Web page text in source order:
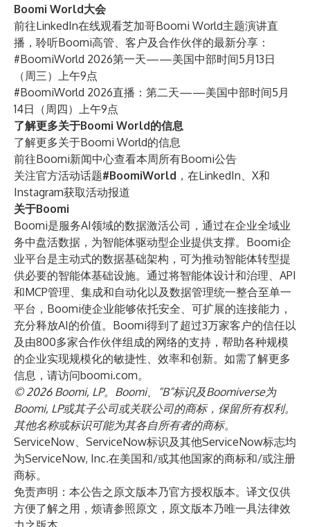
Boomi World大会
前往LinkedIn在线观看芝加哥Boomi World主题演讲直
播，聆听Boomi高管、客户及合作伙伴的最新分享：
#BoomiWorld 2026第一天——美国中部时间5月13日
（周三）上午9点
#BoomiWorld 2026直播：第二天——美国中部时间5月
14日（周四）上午9点
了解更多关于Boomi World的信息
了解更多关于Boomi World的信息
前往Boomi新闻中心查看本周所有Boomi公告
关注官方活动话题#BoomiWorld ，在LinkedIn、 X和
Instagram获取活动报道
关于Boomi
Boomi是服务AI领域的数据激活公司，通过在企业全域业
务中盘活数据，为智能体驱动型企业提供支撑。Boomi企
业平台是主动式的数据基础架构，可为推动智能体转型提
供必要的智能体基础设施。通过将智能体设计和治理、API
和MCP管理、集成和自动化以及数据管理统一整合至单一
平台，Boomi使企业能够依托安全、可扩展的连接能力，
充分释放AI的价值。Boomi得到了超过3万家客户的信任以
及由800多家合作伙伴组成的网络的支持，帮助各种规模
的企业实现规模化的敏捷性、效率和创新。如需了解更多
信息，请访问boomi.com。
© 2026 Boomi, LP。Boomi、“B”标识及Boomiverse为
Boomi, LP或其子公司或关联公司的商标，保留所有权利。
其他名称或标识可能为其各自所有者的商标。
ServiceNow、ServiceNow标识及其他ServiceNow标志均
为ServiceNow, Inc.在美国和/或其他国家的商标和/或注册
商标。
免责声明：本公告之原文版本乃官方授权版本。译文仅供
方便了解之用，烦请参照原文，原文版本乃唯一具法律效